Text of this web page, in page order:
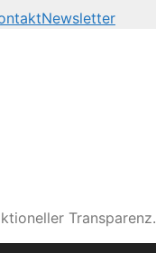
Newsletter
Transparenz.